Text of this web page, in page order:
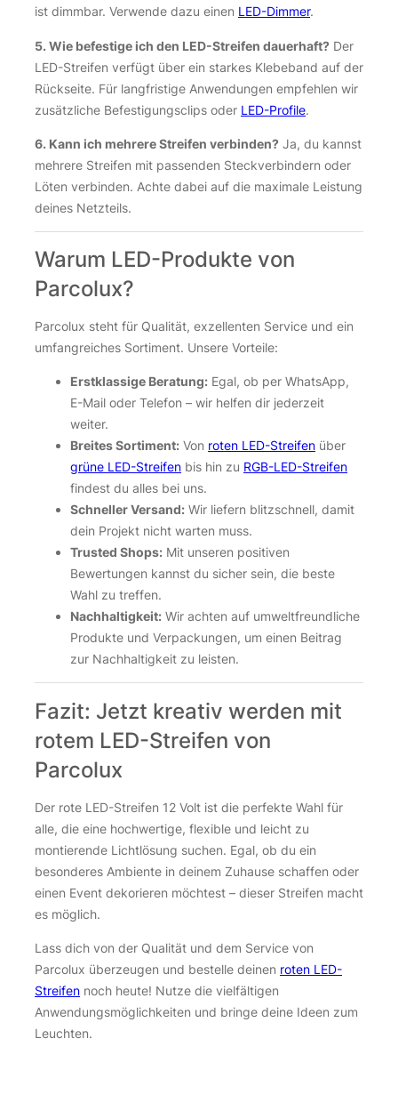
ist dimmbar. Verwende dazu einen LED-Dimmer.
5. Wie befestige ich den LED-Streifen dauerhaft? Der
LED-Streifen verfügt über ein starkes Klebeband auf der
Rückseite. Für langfristige Anwendungen empfehlen wir
zusätzliche Befestigungsclips oder LED-Profile.
6. Kann ich mehrere Streifen verbinden? Ja, du kannst
mehrere Streifen mit passenden Steckverbindern oder
Löten verbinden. Achte dabei auf die maximale Leistung
deines Netzteils.
Warum LED-Produkte von
Parcolux?
Parcolux steht für Qualität, exzellenten Service und ein
umfangreiches Sortiment. Unsere Vorteile:
Erstklassige Beratung: Egal, ob per WhatsApp,
E-Mail oder Telefon – wir helfen dir jederzeit
weiter.
Breites Sortiment: Von roten LED-Streifen über
grüne LED-Streifen bis hin zu RGB-LED-Streifen
findest du alles bei uns.
Schneller Versand: Wir liefern blitzschnell, damit
dein Projekt nicht warten muss.
Trusted Shops: Mit unseren positiven
Bewertungen kannst du sicher sein, die beste
Wahl zu treffen.
Nachhaltigkeit: Wir achten auf umweltfreundliche
Produkte und Verpackungen, um einen Beitrag
zur Nachhaltigkeit zu leisten.
Fazit: Jetzt kreativ werden mit
rotem LED-Streifen von
Parcolux
Der rote LED-Streifen 12 Volt ist die perfekte Wahl für
alle, die eine hochwertige, flexible und leicht zu
montierende Lichtlösung suchen. Egal, ob du ein
besonderes Ambiente in deinem Zuhause schaffen oder
einen Event dekorieren möchtest – dieser Streifen macht
es möglich.
Lass dich von der Qualität und dem Service von
Parcolux überzeugen und bestelle deinen roten LED-
Streifen noch heute! Nutze die vielfältigen
Anwendungsmöglichkeiten und bringe deine Ideen zum
Leuchten.